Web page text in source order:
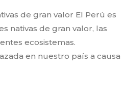
de gran valor El Perú es
nativas de gran valor, las
ecosistemas.
en nuestro país a causa